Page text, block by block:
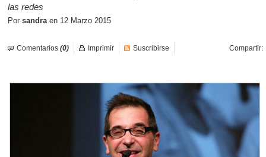
Videos
Crear cuenta
las redes
Por sandraen 12 Marzo 2015
Comentarios (0) Compartir:
Imprimir Suscribirse